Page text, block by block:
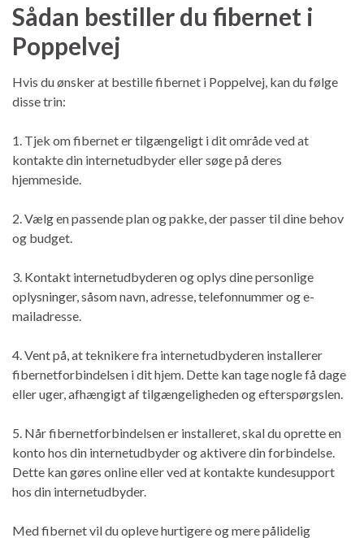
Sådan bestiller du fibernet i
Poppelvej
Hvis du ønsker at bestille fibernet i Poppelvej, kan du følge
disse trin:
1. Tjek om fibernet er tilgængeligt i dit område ved at
kontakte din internetudbyder eller søge på deres
hjemmeside.
2. Vælg en passende plan og pakke, der passer til dine behov
og budget.
3. Kontakt internetudbyderen og oplys dine personlige
oplysninger, såsom navn, adresse, telefonnummer og e-
mailadresse.
4. Vent på, at teknikere fra internetudbyderen installerer
fibernetforbindelsen i dit hjem. Dette kan tage nogle få dage
eller uger, afhængigt af tilgængeligheden og efterspørgslen.
5. Når fibernetforbindelsen er installeret, skal du oprette en
konto hos din internetudbyder og aktivere din forbindelse.
Dette kan gøres online eller ved at kontakte kundesupport
hos din internetudbyder.
Med fibernet vil du opleve hurtigere og mere pålidelig